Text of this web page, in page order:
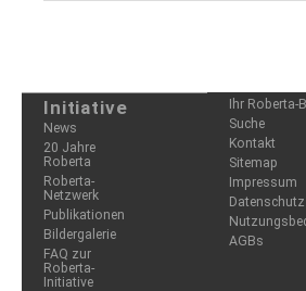
Initiative
News
20 Jahre
Roberta
Roberta-
Netzwerk
Publikationen
Bildergalerie
FAQ zur
Roberta-
Initiative
Ihr Roberta-
Suche
Kontakt
Sitemap
Impressum
Datenschutz
AGBs